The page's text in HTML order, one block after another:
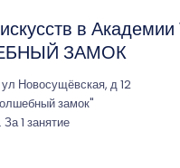
в Академии
ЗАМОК
ул Новосущёвская, д 12
замок"
1 занятие